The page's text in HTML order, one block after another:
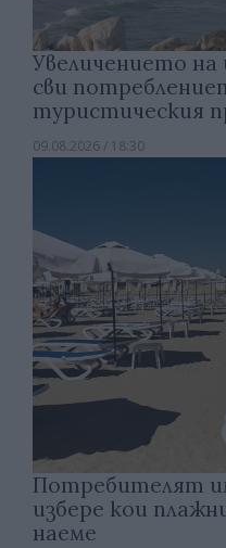
Увеличението
сви
туристическия
09.08.2026 / 18:30
Потребителят
избере кои
наеме